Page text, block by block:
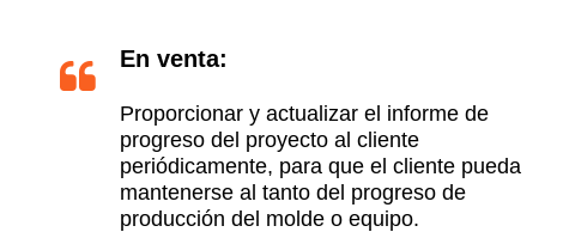
En venta:
Proporcionar y actualizar el informe de
progreso del proyecto al cliente
periódicamente, para que el cliente pueda
mantenerse al tanto del progreso de
producción del molde o equipo.